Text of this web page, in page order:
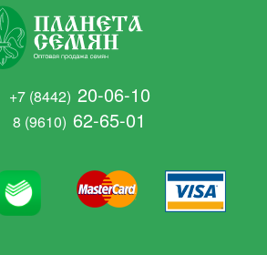
+7 (8442) 20-06-10
8 (9610) 62-65-01